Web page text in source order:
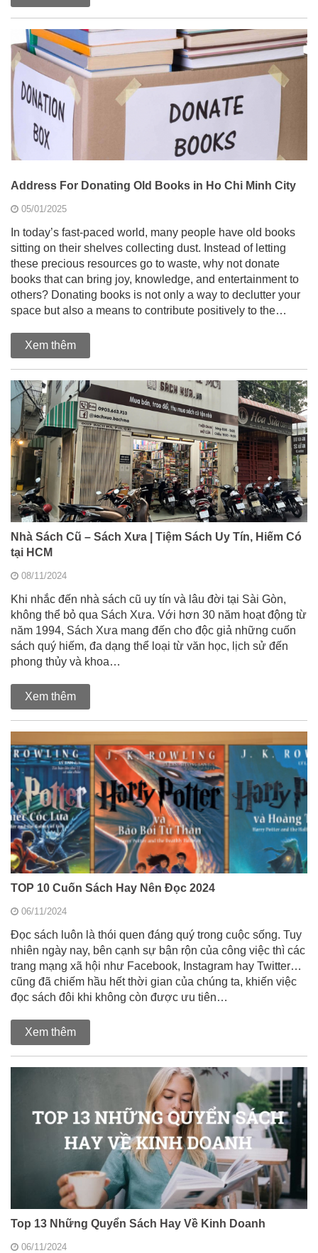
Address For Donating Old Books in Ho Chi Minh City
05/01/2025
In today’s fast-paced world, many people have old books
sitting on their shelves collecting dust. Instead of letting
these precious resources go to waste, why not donate
books that can bring joy, knowledge, and entertainment to
others? Donating books is not only a way to declutter your
space but also a means to contribute positively to the…
Xem thêm
Nhà Sách Cũ – Sách Xưa | Tiệm Sách Uy Tín, Hiếm Có
tại HCM
08/11/2024
Khi nhắc đến nhà sách cũ uy tín và lâu đời tại Sài Gòn,
không thể bỏ qua Sách Xưa. Với hơn 30 năm hoạt động từ
năm 1994, Sách Xưa mang đến cho độc giả những cuốn
sách quý hiếm, đa dạng thể loại từ văn học, lịch sử đến
phong thủy và khoa…
Xem thêm
TOP 10 Cuốn Sách Hay Nên Đọc 2024
06/11/2024
Đọc sách luôn là thói quen đáng quý trong cuộc sống. Tuy
nhiên ngày nay, bên cạnh sự bận rộn của công việc thì các
trang mạng xã hội như Facebook, Instagram hay Twitter…
cũng đã chiếm hầu hết thời gian của chúng ta, khiến việc
đọc sách đôi khi không còn được ưu tiên…
Xem thêm
Top 13 Những Quyển Sách Hay Về Kinh Doanh
06/11/2024